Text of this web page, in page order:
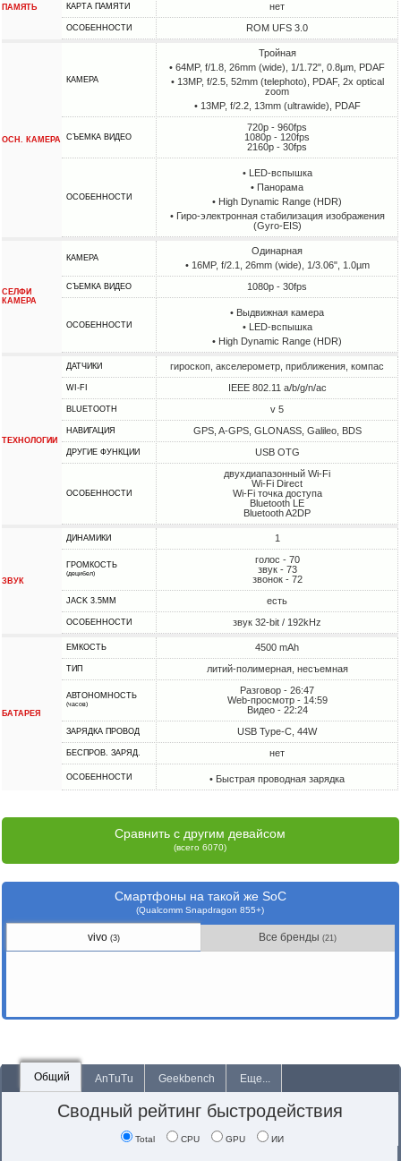
ПАМЯТЬ КАРТА ПАМЯТИ нет
ОСОБЕННОСТИ ROM UFS 3.0
ОСН. КАМЕРА
КАМЕРА
Тройная
• 64MP, f/1.8, 26mm (wide), 1/1.72", 0.8µm, PDAF
• 13MP, f/2.5, 52mm (telephoto), PDAF, 2x optical
zoom
• 13MP, f/2.2, 13mm (ultrawide), PDAF
СЪЕМКА ВИДЕО
720p - 960fps
1080p - 120fps
2160p - 30fps
ОСОБЕННОСТИ
• LED-вспышка
• Панорама
• High Dynamic Range (HDR)
• Гиро-электронная стабилизация изображения
(Gyro-EIS)
СЕЛФИ
КАМЕРА
КАМЕРА
Одинарная
• 16MP, f/2.1, 26mm (wide), 1/3.06", 1.0µm
СЪЕМКА ВИДЕО 1080p - 30fps
ОСОБЕННОСТИ
• Выдвижная камера
• LED-вспышка
• High Dynamic Range (HDR)
ТЕХНОЛОГИИ
ДАТЧИКИ гироскоп, акселерометр, приближения, компас
WI-FI IEEE 802.11 a/b/g/n/ac
BLUETOOTH v 5
НАВИГАЦИЯ GPS, A-GPS, GLONASS, Galileo, BDS
ДРУГИЕ ФУНКЦИИ USB OTG
ОСОБЕННОСТИ
двухдиапазонный Wi-Fi
Wi-Fi Direct
Wi-Fi точка доступа
Bluetooth LE
Bluetooth A2DP
ЗВУК
ДИНАМИКИ 1
ГРОМКОСТЬ
(децибел)
голос - 70
звук - 73
звонок - 72
JACK 3.5MM есть
ОСОБЕННОСТИ звук 32-bit / 192kHz
БАТАРЕЯ
ЕМКОСТЬ 4500 mAh
ТИП литий-полимерная, несъемная
АВТОНОМНОСТЬ
(часов)
Разговор - 26:47
Web-просмотр - 14:59
Видео - 22:24
ЗАРЯДКА ПРОВОД USB Type-C, 44W
БЕСПРОВ. ЗАРЯД. нет
ОСОБЕННОСТИ • Быстрая проводная зарядка
Сравнить с другим девайсом
(всего 6070)
Смартфоны на такой же SoC
(Qualcomm Snapdragon 855+)
vivo (3) Все бренды(21)
Общий AnTuTu Geekbench Еще...
Сводный рейтинг быстродействия
Total CPU GPU ИИ